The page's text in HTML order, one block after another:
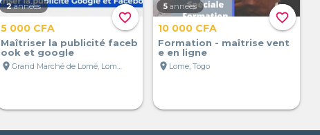
favorite_border
2 années
5 000 CFA
Maîtriser la publicité faceb
ook et google
location_on
Grand Marché de Lomé, Lomé, Togo
favorite_border
5 années
10 000 CFA
Formation - maîtrise vent
e en ligne
location_on Lome, Togo